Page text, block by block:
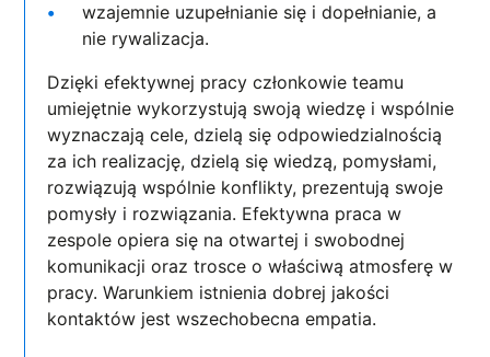
wzajemnie uzupełnianie się i dopełnianie, a
nie rywalizacja.
Dzięki efektywnej pracy członkowie teamu
umiejętnie wykorzystują swoją wiedzę i wspólnie
wyznaczają cele, dzielą się odpowiedzialnością
za ich realizację, dzielą się wiedzą, pomysłami,
rozwiązują wspólnie konflikty, prezentują swoje
pomysły i rozwiązania. Efektywna praca w
zespole opiera się na otwartej i swobodnej
komunikacji oraz trosce o właściwą atmosferę w
pracy. Warunkiem istnienia dobrej jakości
kontaktów jest wszechobecna empatia.